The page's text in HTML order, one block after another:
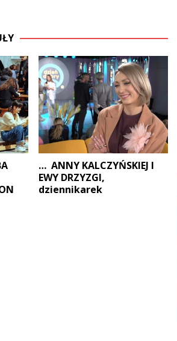
… ANNY KALCZYŃSKIEJ I
EWY DRZYZGI,
dziennikarek